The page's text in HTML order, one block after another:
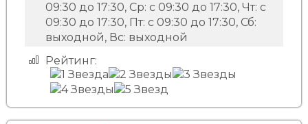
09:30 до 17:30, Ср: с 09:30 до 17:30, Чт: с
09:30 до 17:30, Пт: с 09:30 до 17:30, Сб:
выходной, Вс: выходной
Рейтинг: